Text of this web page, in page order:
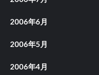
2006年6月
2006年5月
2006年4月